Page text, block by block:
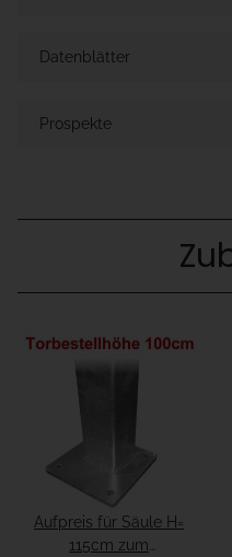
Datenblätter
Prospekte
Aufpreis für Säule H=
115cm zum